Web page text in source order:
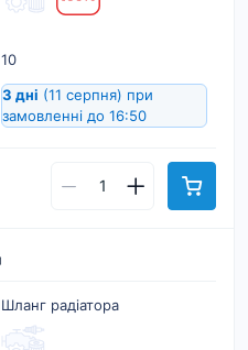
10
3 дні (11 серпня) при
замовленні до 16:50
Шланг радіатора